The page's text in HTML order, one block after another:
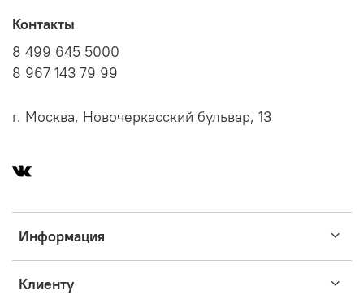
Информация
Клиенту
Контакты
8 499 645 5000
8 967 143 79 99
г. Москва, Новочеркасский бульвар, 13